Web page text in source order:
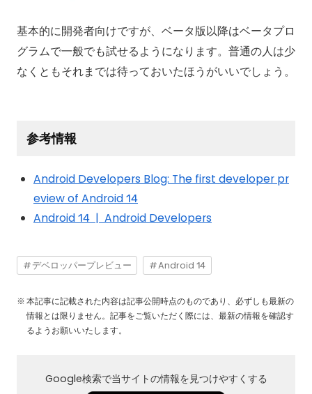
基本的に開発者向けですが、ベータ版以降はベータプロ
グラムで一般でも試せるようになります。普通の人は少
なくともそれまでは待っておいたほうがいいでしょう。
参考情報
Android Developers Blog: The first developer pr
eview of Android 14
Android 14 | Android Developers
デベロッパープレビュー Android 14
本記事に記載された内容は記事公開時点のものであり、必ずしも最新の
情報とは限りません。記事をご覧いただく際には、最新の情報を確認す
るようお願いいたします。
Google検索で当サイトの情報を見つけやすくする